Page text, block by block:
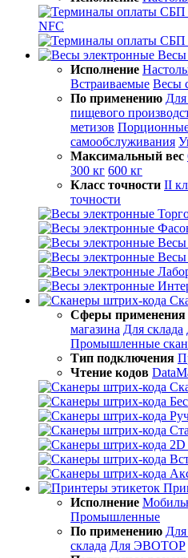
NFC
Весы
Исполнение
Встраиваемые Весы
По применению Для
пищевого
метизов
самообслуживания
Максимальный вес
300 кг 600 кг
Класс точности II
точности
Весы
Весы
Сферы применения
магазина Для склада
Промышленные
Тип подключения
Чтение кодов
2D
Исполнение
Промышленные
По применению
склада Для ЭВОТОР